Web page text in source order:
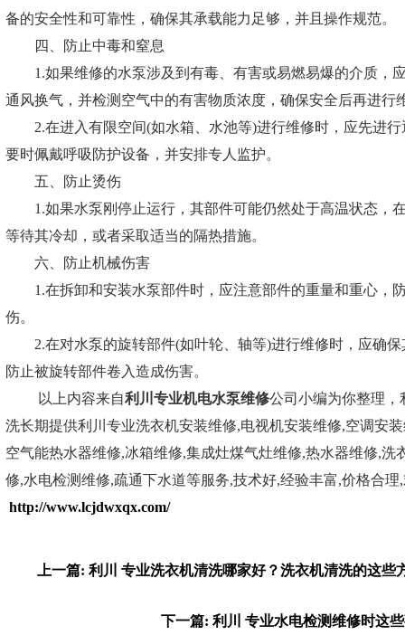
备的安全性和可靠性，确保其承载能力足够，并且操作规范。
四、防止中毒和窒息
1.如果维修的水泵涉及到有毒、有害或易燃易爆的介质，
通风换气，并检测空气中的有害物质浓度，确保安全后再进行
2.在进入有限空间(如水箱、水池等)进行维修时，应先进行
要时佩戴呼吸防护设备，并安排专人监护。
五、防止烫伤
1.如果水泵刚停止运行，其部件可能仍然处于高温状态，
等待其冷却，或者采取适当的隔热措施。
六、防止机械伤害
1.在拆卸和安装水泵部件时，应注意部件的重量和重心，
伤。
2.在对水泵的旋转部件(如叶轮、轴等)进行维修时，应确保
防止被旋转部件卷入造成伤害。
以上内容来自利川专业机电水泵维修公司小编为你整理，
洗长期提供利川专业洗衣机安装维修,电视机安装维修,空调安
空气能热水器维修,冰箱维修,集成灶煤气灶维修,热水器维修,洗
修,水电检测维修,疏通下水道等服务,技术好,经验丰富,价格合
http://www.lcjdwxqx.com/
上一篇: 利川 专业洗衣机清洗哪家好？洗衣机清洗的这些
下一篇: 利川 专业水电检测维修时这